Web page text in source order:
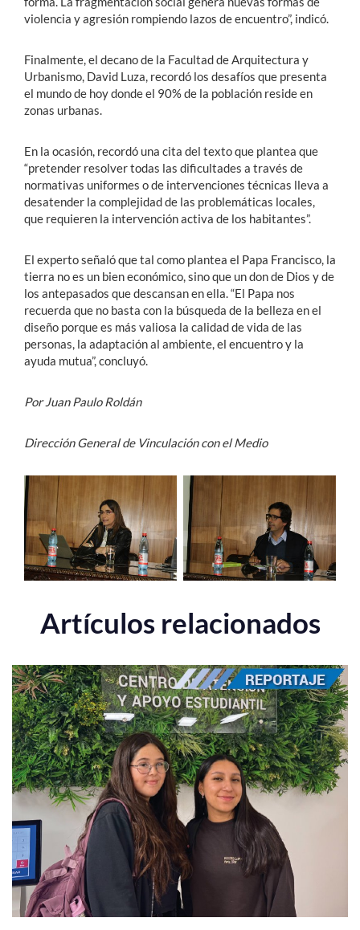
violencia y agresión rompiendo lazos de encuentro”, indicó.
Finalmente, el decano de la Facultad de Arquitectura y
Urbanismo, David Luza, recordó los desafíos que presenta
el mundo de hoy donde el 90% de la población reside en
zonas urbanas.
En la ocasión, recordó una cita del texto que plantea que
“pretender resolver todas las dificultades a través de
normativas uniformes o de intervenciones técnicas lleva a
desatender la complejidad de las problemáticas locales,
que requieren la intervención activa de los habitantes”.
El experto señaló que tal como plantea el Papa Francisco, la
tierra no es un bien económico, sino que un don de Dios y de
los antepasados que descansan en ella. “El Papa nos
recuerda que no basta con la búsqueda de la belleza en el
diseño porque es más valiosa la calidad de vida de las
personas, la adaptación al ambiente, el encuentro y la
ayuda mutua”, concluyó.
Por Juan Paulo Roldán
Dirección General de Vinculación con el Medio
Artículos relacionados